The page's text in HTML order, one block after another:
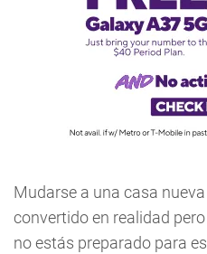
Mudarse a una casa
convertido en realidad
no estás preparado para